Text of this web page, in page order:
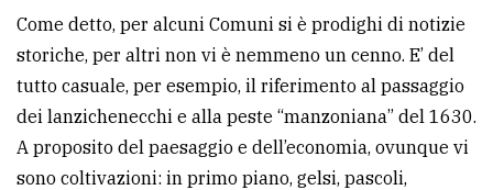
Come detto, per alcuni Comuni si è prodighi di notizie
storiche, per altri non vi è nemmeno un cenno. E’ del
tutto casuale, per esempio, il riferimento al passaggio
dei lanzichenecchi e alla peste “manzoniana” del 1630.
A proposito del paesaggio e dell’economia, ovunque vi
sono coltivazioni: in primo piano, gelsi, pascoli,